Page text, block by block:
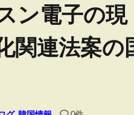
ン電子の現
関連法案の